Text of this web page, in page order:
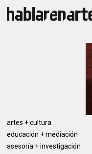
artes + cultura
educación + mediación
asesoría + investigación